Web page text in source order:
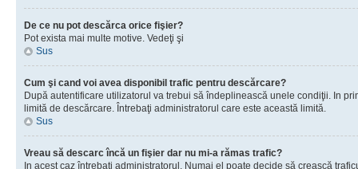
De ce nu pot descărca orice fişier?
Pot exista mai multe motive. Vedeţi şi
Sus
Cum şi cand voi avea disponibil trafic pentru descărcare?
După autentificare utilizatorul va trebui să îndeplinească unele condiţii. In
limită de descărcare. Întrebaţi administratorul care este această limită.
Sus
Vreau să descarc încă un fişier dar nu mi-a rămas trafic?
In acest caz întrebaţi administratorul. Numai el poate decide să crească